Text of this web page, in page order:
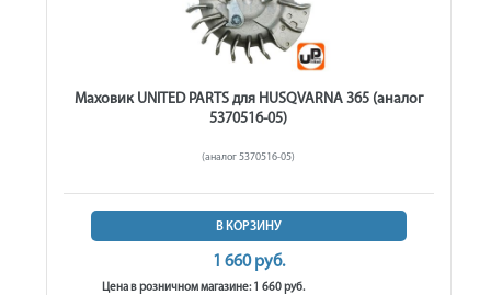
Маховик UNITED PARTS для HUSQVARNA 365 (аналог
5370516-05)
(аналог 5370516-05)
В КОРЗИНУ
1 660 руб.
Цена в розничном магазине: 1 660 руб.